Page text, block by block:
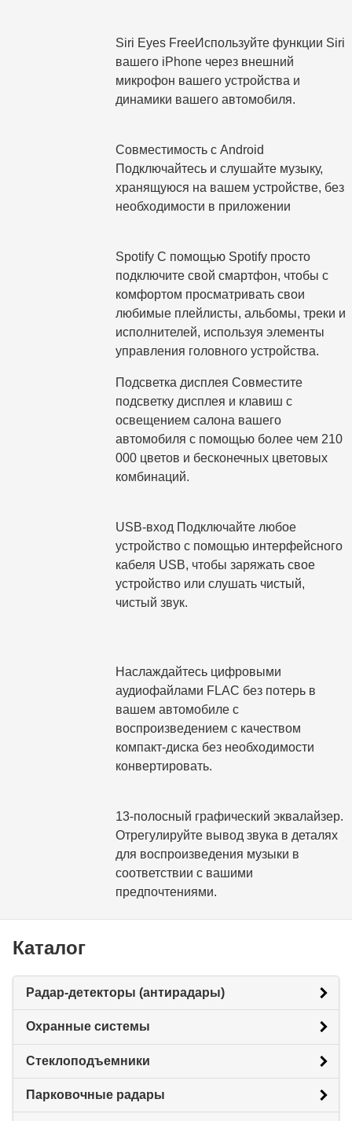
Siri Eyes FreeИспользуйте функции Siri
вашего iPhone через внешний
микрофон вашего устройства и
динамики вашего автомобиля.
Совместимость с Android
Подключайтесь и слушайте музыку,
хранящуюся на вашем устройстве, без
необходимости в приложении
Spotify С помощью Spotify просто
подключите свой смартфон, чтобы с
комфортом просматривать свои
любимые плейлисты, альбомы, треки и
исполнителей, используя элементы
управления головного устройства.
Подсветка дисплея Совместите
подсветку дисплея и клавиш с
освещением салона вашего
автомобиля с помощью более чем 210
000 цветов и бесконечных цветовых
комбинаций.
USB-вход Подключайте любое
устройство с помощью интерфейсного
кабеля USB, чтобы заряжать свое
устройство или слушать чистый,
чистый звук.
Наслаждайтесь цифровыми
аудиофайлами FLAC без потерь в
вашем автомобиле с
воспроизведением с качеством
компакт-диска без необходимости
конвертировать.
13-полосный графический эквалайзер.
Отрегулируйте вывод звука в деталях
для воспроизведения музыки в
соответствии с вашими
предпочтениями.
Каталог
Радар-детекторы (антирадары)
Охранные системы
Стеклоподъемники
Парковочные радары